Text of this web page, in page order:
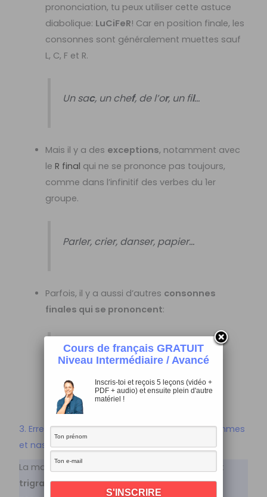
prononciation, tu peux utiliser cette astuce
diabolique: LuCiFeR! Car en position finale, les
consonnes sont généralement muettes sauf
L, C, F et R.
Un sac, un chef, de l’or, un fil…
Mais il y a des exceptions, notamment avec
le R final qui ne se prononce pas toujours,
comme dans l’infinitif des verbes du 1er
groupe.
Parler, crier, danser, papier…
Parfois, il y a aussi d’autres consonnes
finales qui se prononcent:
Un autobu s, un choc, un fil m, etc.
3. Erreurs de prononciation: digrammes, trigrammes
et nasales
La mauvaise prononciation des
et
trigrammesfait partie deserreurs de
Cours de français GRATUIT
Niveau Intermédiaire / Avancé
Inscris-toi et reçois 5 leçons (vidéo +
PDF + audio) et ensuite plein d'autre
matériel !